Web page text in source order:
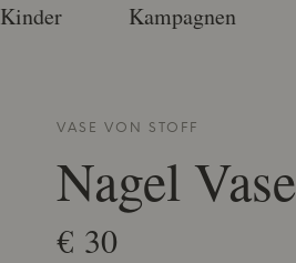
Kinder Kampagnen
VASE VON STOFF
Nagel Vase
€ 30